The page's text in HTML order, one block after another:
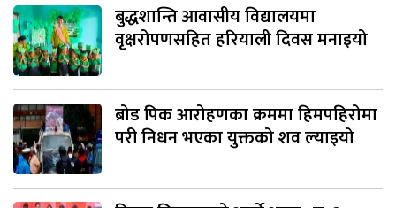
बुद्धशान्ति आवासीय विद्यालयमा
वृक्षरोपणसहित हरियाली दिवस मनाइयो
ब्रोड पिक आरोहणका क्रममा हिमपहिरोमा
परी निधन भएका युक्तको शव ल्याइयो